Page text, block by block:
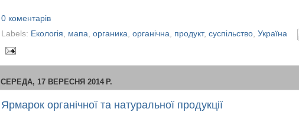
0 коментарів
Labels: Екологія мапа органика органічна продукт, суспільство Україна
СЕРЕДА, 17 ВЕРЕСНЯ 2014 Р.
Ярмарок органічної та натуральної продукції